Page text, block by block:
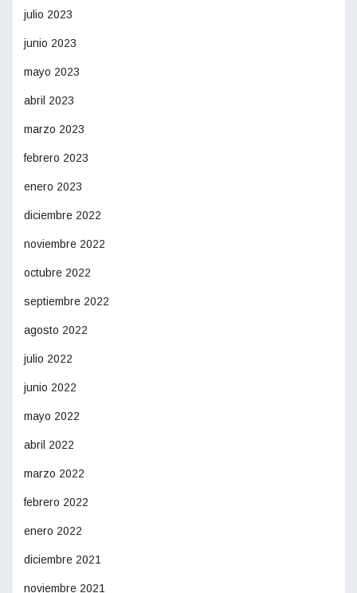
julio 2023
junio 2023
mayo 2023
abril 2023
marzo 2023
febrero 2023
enero 2023
diciembre 2022
noviembre 2022
octubre 2022
septiembre 2022
agosto 2022
julio 2022
junio 2022
mayo 2022
abril 2022
marzo 2022
febrero 2022
enero 2022
diciembre 2021
noviembre 2021